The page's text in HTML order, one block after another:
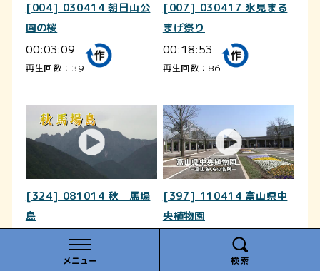
メニュー 検索
[004] 030414 朝日山公
園の桜
00:03:09
再生回数：39
[007] 030417 氷見まる
まげ祭り
00:18:53
再生回数：86
[324] 081014 秋 馬場
島
00:03:58
再生回数：74
[397] 110414 富山県中
央植物園